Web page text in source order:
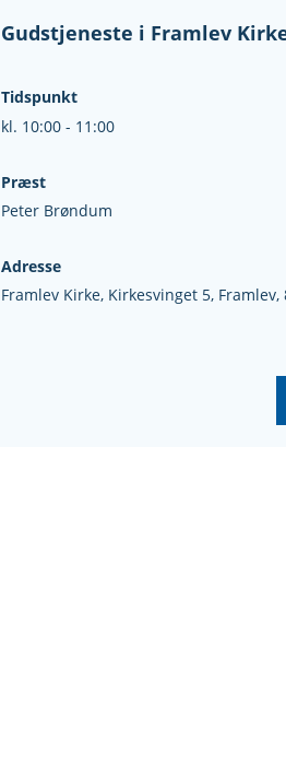
Gudstjeneste i Framlev
Tidspunkt
kl. 10:00 - 11:00
Præst
Peter Brøndum
Adresse
Framlev Kirke, Kirkesvinget 5, Framlev,